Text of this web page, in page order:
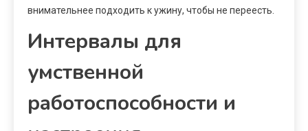
внимательнее подходить к ужину, чтобы не переесть.
Интервалы для
умственной
работоспособности и